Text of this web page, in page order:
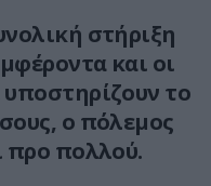
στήριξη
και οι
το
ο πόλεμος
προ πολλού.